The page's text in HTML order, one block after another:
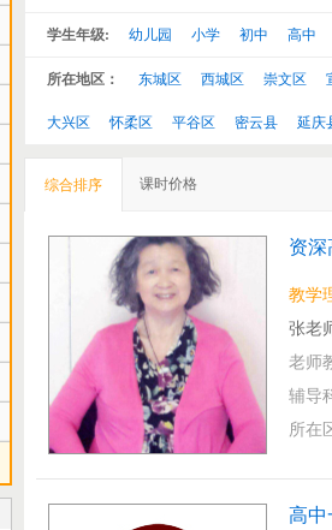
学生年级: 幼儿园 小学 初中 高中
所在地区： 东城区 西城区 崇文区
大兴区 怀柔区 平谷区 密云县 延庆
综合排序 课时价格
资深
教学
张老
老师
辅导
所在
高中